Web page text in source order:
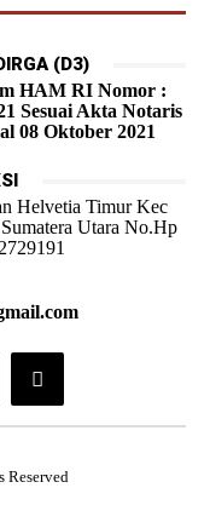
(D3)
HAM RI Nomor :
Sesuai Akta Notaris
08 Oktober 2021
Helvetia Timur Kec
Utara No.Hp